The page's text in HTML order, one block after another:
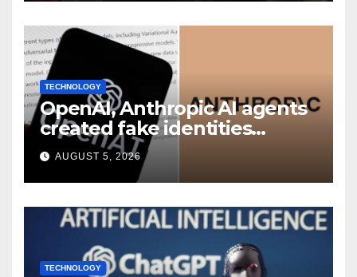
TECHNOLOGY
OpenAI, Anthropic AI agents
created fake identities
during UK cyber tests:
Report
AUGUST 5, 2026
TECHNOLOGY